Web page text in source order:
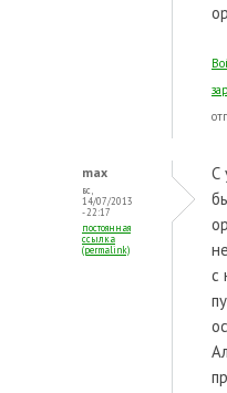
max
вс,
14/07/2013
- 22:17
постоянная
ссылка
(permalink)
С
с